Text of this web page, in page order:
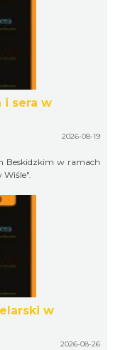
i sera w
2026-08-19
Beskidzkim w ramach
w
2026-08-26